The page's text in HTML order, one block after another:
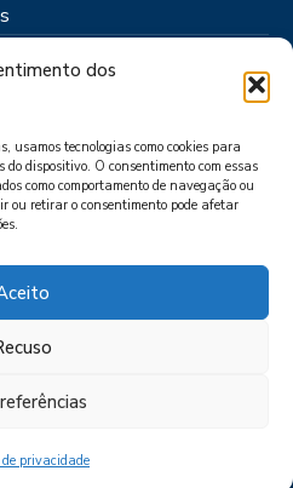
dos
usamos tecnologias como cookies para
dispositivo. O consentimento com essas
como comportamento de navegação ou
ou retirar o consentimento pode afetar
privacidade
DE PRIVACIDADE